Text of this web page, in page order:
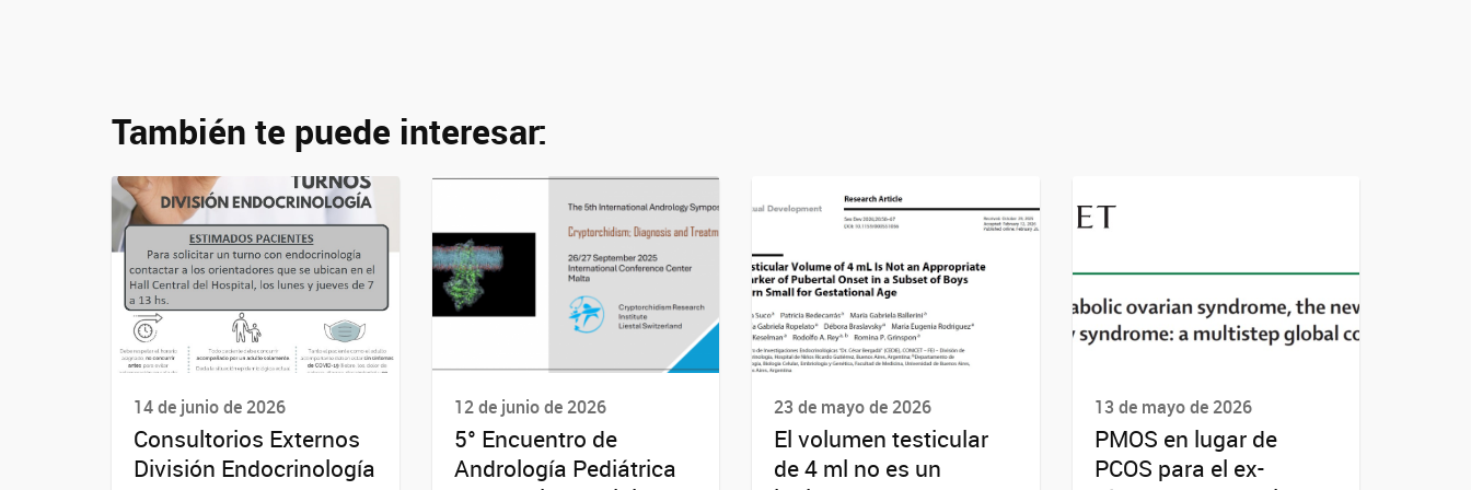
También te puede interesar:
14 de junio de 2026
Consultorios Externos
División Endocrinología
12 de junio de 2026
5° Encuentro de
Andrología Pediátrica
23 de mayo de 2026
El volumen testicular
de 4 ml no es un
13 de mayo de 2026
PMOS en lugar de
PCOS para el ex-